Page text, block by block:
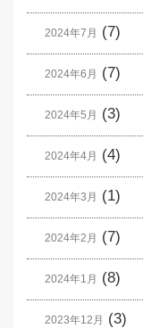
2024年7月 (7)
2024年6月 (7)
2024年5月 (3)
2024年4月 (4)
2024年3月 (1)
2024年2月 (7)
2024年1月 (8)
2023年12月 (3)